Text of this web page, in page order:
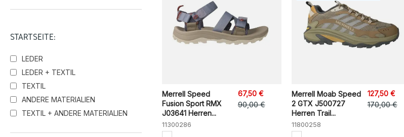
Martinelli
Nordikas
Ria Abarcas o Avarcas Menorquinas
Skechers
Sunni Sabbi
Victoria
Walk & Fly
Walk in PITAS
STARTSEITE:
LEDER
LEDER + TEXTIL
TEXTIL
ANDERE MATERIALIEN
TEXTIL + ANDERE MATERIALIEN
Merrell Speed
Fusion Sport RMX
J03641 Herren...
11300286
67,50 €
90,00 €
Merrell Moab Speed
2 GTX J500727
Herren Trail...
11800258
127,50 €
170,00 €